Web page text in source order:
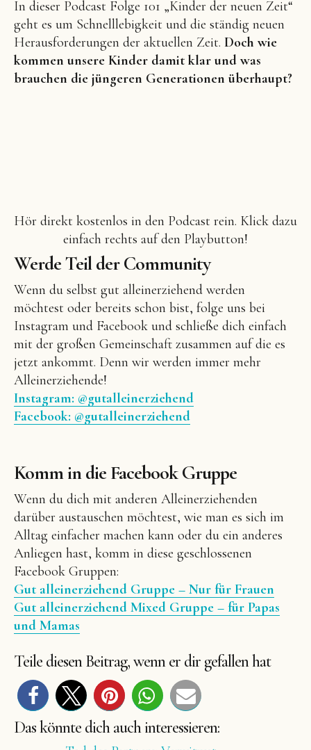
In dieser Podcast Folge 101 „Kinder der neuen Zeit“
geht es um Schnelllebigkeit und die ständig neuen
Herausforderungen der aktuellen Zeit. Doch wie
kommen unsere Kinder damit klar und was
brauchen die jüngeren Generationen überhaupt?
Hör direkt kostenlos in den Podcast rein. Klick dazu
einfach rechts auf den Playbutton!
Werde Teil der Community
Wenn du selbst gut alleinerziehend werden
möchtest oder bereits schon bist, folge uns bei
Instagram und Facebook und schließe dich einfach
mit der großen Gemeinschaft zusammen auf die es
jetzt ankommt. Denn wir werden immer mehr
Alleinerziehende!
Instagram: @gutalleinerziehend
Facebook: @gutalleinerziehend
Komm in die Facebook Gruppe
Wenn du dich mit anderen Alleinerziehenden
darüber austauschen möchtest, wie man es sich im
Alltag einfacher machen kann oder du ein anderes
Anliegen hast, komm in diese geschlossenen
Facebook Gruppen:
Gut alleinerziehend Gruppe – Nur für Frauen
Gut alleinerziehend Mixed Gruppe – für Papas
und Mamas
Teile diesen Beitrag, wenn er dir gefallen hat
Das könnte dich auch interessieren: